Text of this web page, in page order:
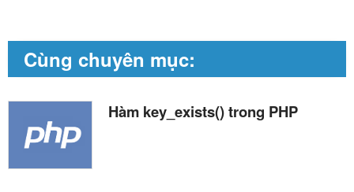
Cùng chuyên mục:
Hàm key_exists() trong PHP